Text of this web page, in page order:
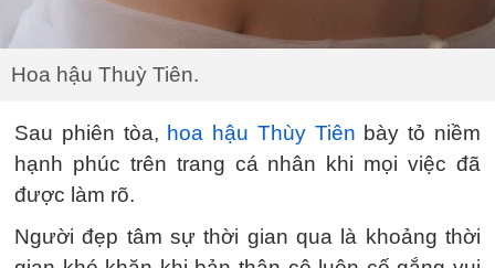
Hoa hậu Thuỳ Tiên.
Sau phiên tòa, hoa hậu Thùy Tiên bày tỏ niềm
hạnh phúc trên trang cá nhân khi mọi việc đã
được làm rõ.
Người đẹp tâm sự thời gian qua là khoảng thời